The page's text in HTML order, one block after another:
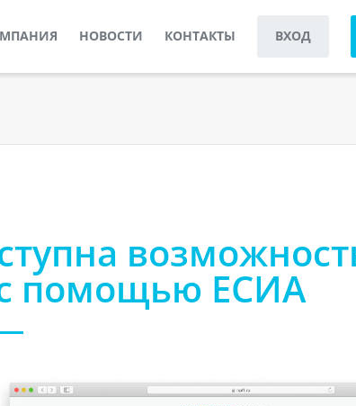
НОВОСТИ КОНТАКТЫ ВХОД
помощью ЕСИА